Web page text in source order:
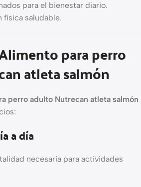
para el bienestar diario.
física saludable.
para perro
atleta salmón
perro adulto Nutrecan atleta salmón
a día
necesaria para actividades